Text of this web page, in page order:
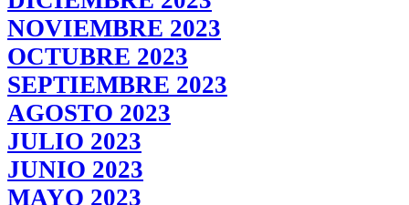
NOVIEMBRE 2023
OCTUBRE 2023
SEPTIEMBRE 2023
AGOSTO 2023
JULIO 2023
JUNIO 2023
MAYO 2023